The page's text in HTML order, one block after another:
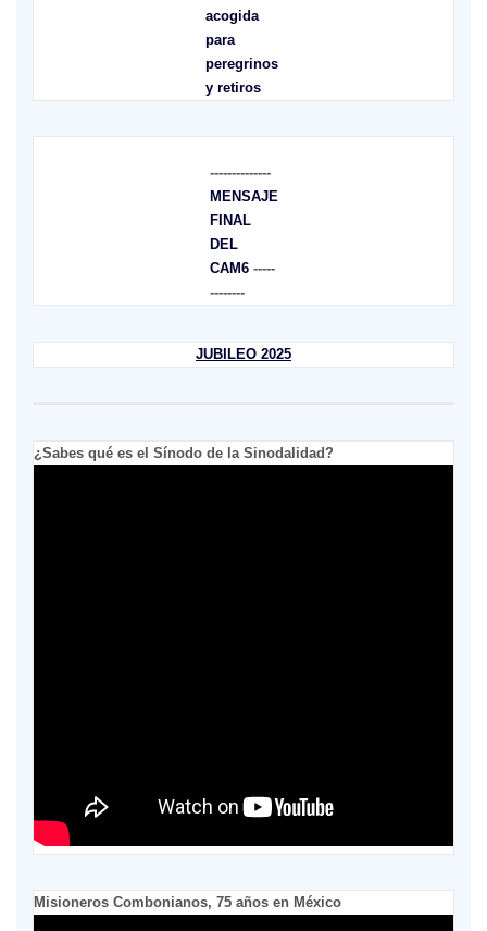
acogida
para
peregrinos
y retiros
--------------
MENSAJE
FINAL
DEL
CAM6-----
--------
JUBILEO 2025
¿Sabes qué es el Sínodo de la Sinodalidad?
Misioneros Combonianos, 75 años en México